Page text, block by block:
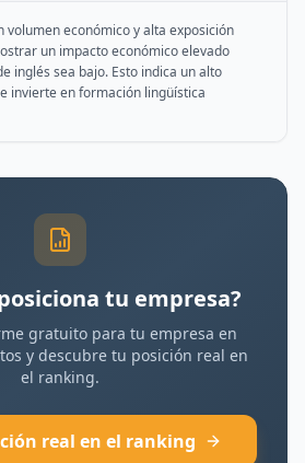
volumen económico y alta exposición
un impacto económico elevado
inglés sea bajo. Esto indica un alto
invierte en formación lingüística
tu empresa?
gratuito para tu empresa en
y descubre tu posición real en
el ranking.
real en el ranking